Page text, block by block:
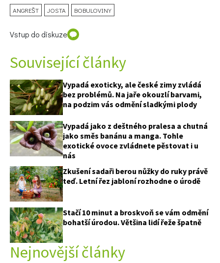
ANGREŠT JOSTA BOBULOVINY
Vstup do diskuze
Související články
Vypadá exoticky, ale české zimy zvládá
bez problémů. Na jaře okouzlí barvami,
na podzim vás odmění sladkými plody
Vypadá jako z deštného pralesa a chutná
jako směs banánu a manga. Tohle
exotické ovoce zvládnete pěstovat i u
nás
Zkušení sadaři berou nůžky do ruky právě
teď. Letní řez jabloní rozhodne o úrodě
Stačí 10 minut a broskvoň se vám odmění
bohatší úrodou. Většina lidí řeže špatně
Nejnovější články